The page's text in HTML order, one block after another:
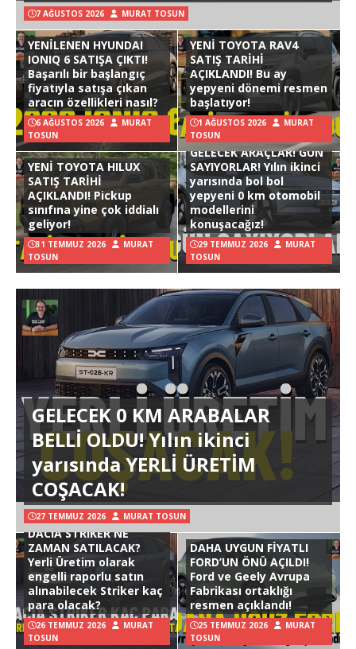
7 AĞUSTOS 2026 MURAT TOSUN
YENİLENEN HYUNDAI
IONIQ 6 SATIŞA ÇIKTI!
Başarılı bir başlangıç
fiyatıyla satışa çıkan
aracın özellikleri nasıl?
6 AĞUSTOS 2026
MURAT
TOSUN
YENİ TOYOTA RAV4
SATIŞ TARİHİ
AÇIKLANDI! Bu ay
yepyeni dönemi resmen
başlatıyor!
1 AĞUSTOS 2026
MURAT
TOSUN
YENİ TOYOTA HILUX
SATIŞ TARİHİ
AÇIKLANDI! Pickup
sınıfına yine çok iddialı
geliyor!
31 TEMMUZ 2026
MURAT
TOSUN
GELECEK ARAÇLAR! GÜN
SAYIYORLAR! Yılın ikinci
yarısında bol bol
yepyeni 0 km otomobil
modellerini
konuşacağız!
29 TEMMUZ 2026
MURAT
TOSUN
GELECEK 0 KM ARABALAR
BELLİ OLDU! Yılın ikinci
yarısında YERLİ ÜRETİM
COŞACAK!
27 TEMMUZ 2026 MURAT TOSUN
DACIA STRIKER NE
ZAMAN SATILACAK?
Yerli Üretim olarak
engelli raporlu satın
alınabilecek Striker kaç
para olacak?
26 TEMMUZ 2026
MURAT
TOSUN
DAHA UYGUN FİYATLI
FORD’UN ÖNÜ AÇILDI!
Ford ve Geely Avrupa
Fabrikası ortaklığı
resmen açıklandı!
25 TEMMUZ 2026
MURAT
TOSUN